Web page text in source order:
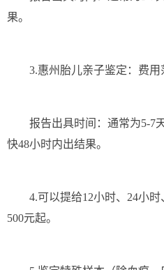
果。
3.惠州胎儿亲子鉴定：费用范
报告出具时间：通常为5-7
快48小时内出结果。
4.可以提给12小时、24小时
500元起。